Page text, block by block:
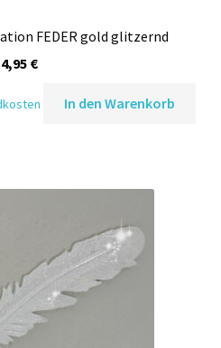
FEDER gold glitzernd
4,95 €
In den Warenkorb